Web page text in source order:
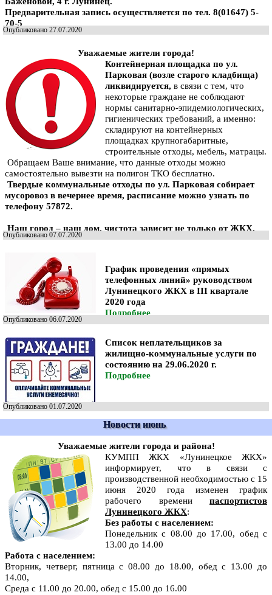
Предварительная запись осуществляется по тел. 8(01647) 5-
70-5
Опубликовано 27.07.2020
Уважаемые жители города!
Контейнерная площадка по ул.
Парковая (возле старого кладбища)
ликвидируется, в связи с тем, что
некоторые граждане не соблюдают
нормы санитарно-эпидемиологических,
гигиенических требований, а именно:
складируют на контейнерных
площадках крупногабаритные,
строительные отходы, мебель, матрацы.
Обращаем Ваше внимание, что данные отходы можно
самостоятельно вывезти на полигон ТКО бесплатно.
Твердые коммунальные отходы по ул. Парковая собирает
мусоровоз в вечернее время, расписание можно узнать по
телефону 57872.
Наш город – наш дом, чистота зависит не только отЖКХ.
Опубликовано 07.07.2020
График проведения «прямых
телефонных линий» руководством
Лунинецкого ЖКХ в III квартале
2020 года
Подробнее
Опубликовано 06.07.2020
Список неплательщиков за
жилищно-коммунальные услуги по
состоянию на 29.06.2020 г.
Подробнее
Опубликовано 01.07.2020
Новости июнь
Уважаемые жители города и района!
КУМПП ЖКХ «Лунинецкое ЖКХ»
информирует, что в связи с
производственной необходимостью с 15
июня 2020 года изменен график
рабочего времени паспортистов
Лунинецкого ЖКХ:
Без работы с населением:
Понедельник с 08.00 до 17.00, обед с
13.00 до 14.00
Работа с населением:
Вторник, четверг, пятница с 08.00 до 18.00, обед с 13.00 до
14.00,
Среда с 11.00 до 20.00, обед с 15.00 до 16.00